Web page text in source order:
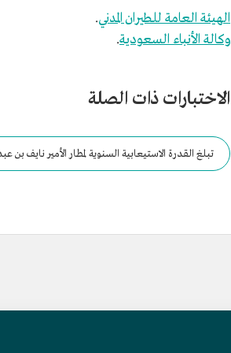
الهيئة العامة للطيران المدني.
وكالة الأنباء السعودية.
الاختبارات ذات الصلة
تبلغ القدرة الاستيعابية السنوية لمطار الأمير نايف بن